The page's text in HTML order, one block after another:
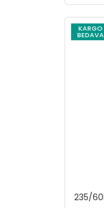
KARGO
BEDAVA
235/